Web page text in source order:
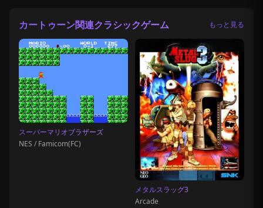
カートゥーン関連クラシックゲーム もっと見る
スーパーマリオブラザーズ
NES / Famicom(FC)
メタルスラッグ3
Arcade